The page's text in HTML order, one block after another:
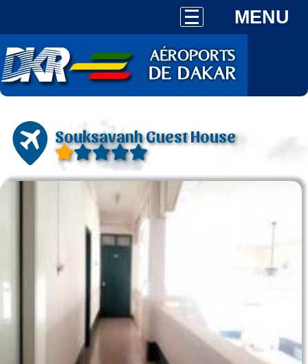
MENU
Souksavanh Guest House